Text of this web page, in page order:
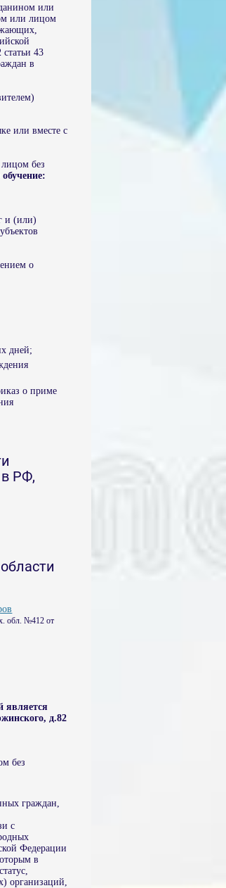
или
или лицом
43
в
или вместе с
без
и (или)
о
дней;
о приме
РФ,
обл. №412 от
является
д.82
без
граждан,
с
Федерации
в
организаций,